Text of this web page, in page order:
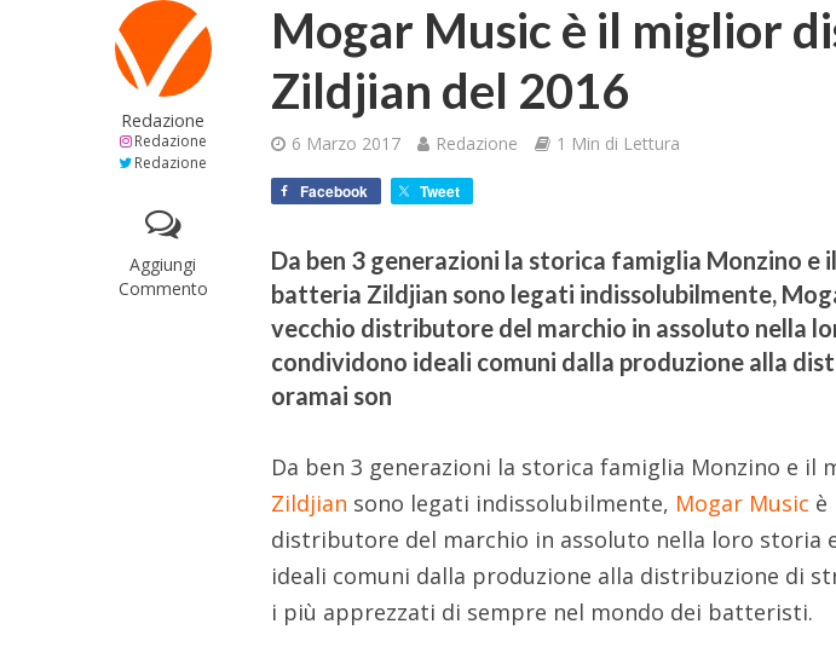
Redazione
Redazione
Redazione
Aggiungi
Commento
Mogar Music è il miglior
Zildjian del 2016
6 Marzo 2017 Redazione 1 Min di Lettura
Facebook Tweet
Da ben 3 generazioni la storica famiglia Monzino e
batteria Zildjian sono legati indissolubilmente,
vecchio distributore del marchio in assoluto nella
condividono ideali comuni dalla produzione alla
oramai son
Da ben 3 generazioni la storica famiglia Monzino e
Zildjian sono legati indissolubilmente, Mogar Music è
distributore del marchio in assoluto nella loro storia
ideali comuni dalla produzione alla distribuzione di
i più apprezzati di sempre nel mondo dei batteristi.